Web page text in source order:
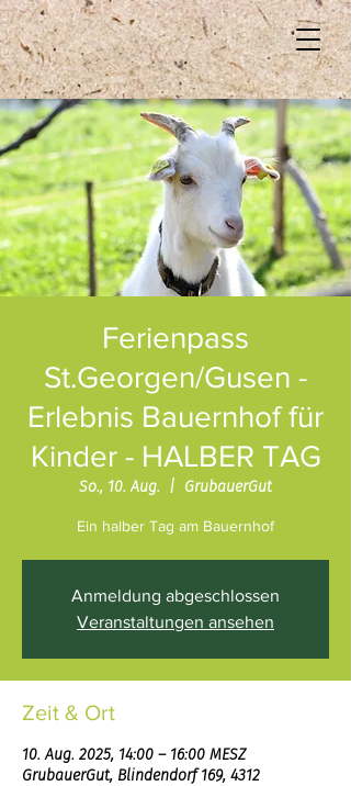
Ferienpass
St.Georgen/Gusen -
Erlebnis Bauernhof für
Kinder - HALBER TAG
So., 10. Aug.
  |
GrubauerGut
Anmeldung abgeschlossen
Veranstaltungen ansehen
Zeit & Ort
10. Aug. 2025, 14:00 – 16:00 MESZ
GrubauerGut, Blindendorf 169, 4312